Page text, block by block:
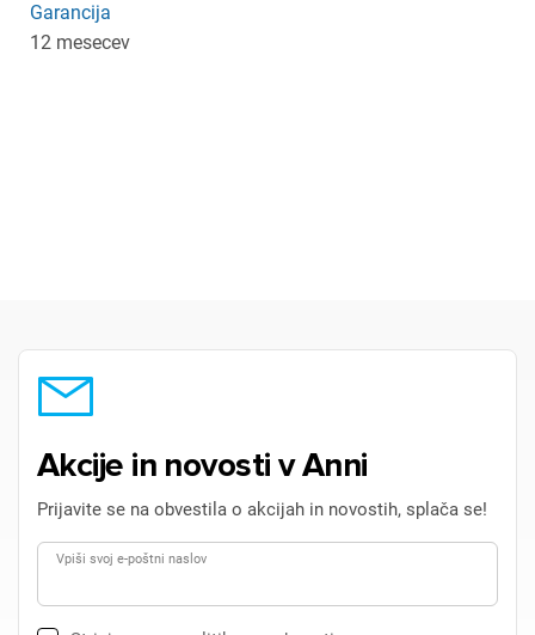
Garancija
12 mesecev
Akcije in novosti v Anni
Prijavite se na obvestila o akcijah in novostih, splača se!
Vpiši svoj e-poštni naslov